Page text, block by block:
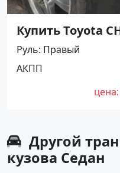
Купить Toyota
(140 л.с.) Бензин
Белозерный:
года по цене
объявление
Авторынок23
Руль Правый
АКПП
цена
Другой
кузова Седан